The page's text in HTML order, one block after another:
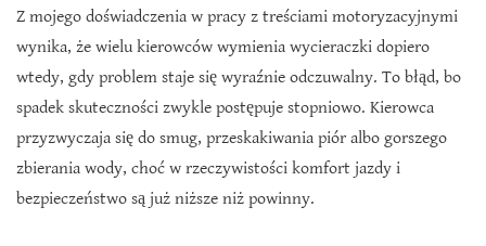
Z mojego doświadczenia w pracy z treściami motoryzacyjnymi
wynika, że wielu kierowców wymienia wycieraczki dopiero
wtedy, gdy problem staje się wyraźnie odczuwalny. To błąd, bo
spadek skuteczności zwykle postępuje stopniowo. Kierowca
przyzwyczaja się do smug, przeskakiwania piór albo gorszego
zbierania wody, choć w rzeczywistości komfort jazdy i
bezpieczeństwo są już niższe niż powinny.